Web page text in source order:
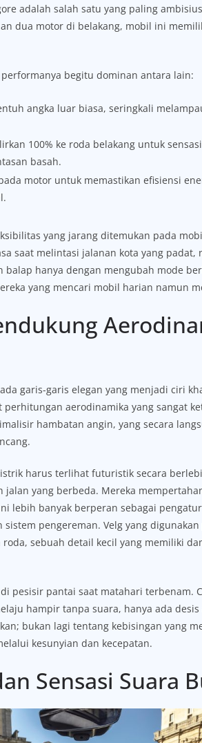
adalah salah satu yang paling
dua motor di belakang, mobil ini
begitu dominan antara lain:
angka luar biasa, seringkali
100% ke roda belakang untuk
basah.
motor untuk memastikan efisiensi
yang jarang ditemukan pada
saat melintasi jalanan kota yang padat,
hanya dengan mengubah mode
yang mencari mobil harian namun
garis-garis elegan yang menjadi ciri
aerodinamika yang sangat
hambatan angin, yang secara
harus terlihat futuristik secara
yang berbeda. Mereka
lebih banyak berperan sebagai
pengereman. Velg yang
sebuah detail kecil yang memiliki
pesisir pantai saat matahari terbenam.
hampir tanpa suara, hanya ada
bukan lagi tentang kebisingan yang
kesunyian dan kecepatan.
Sensasi Suara